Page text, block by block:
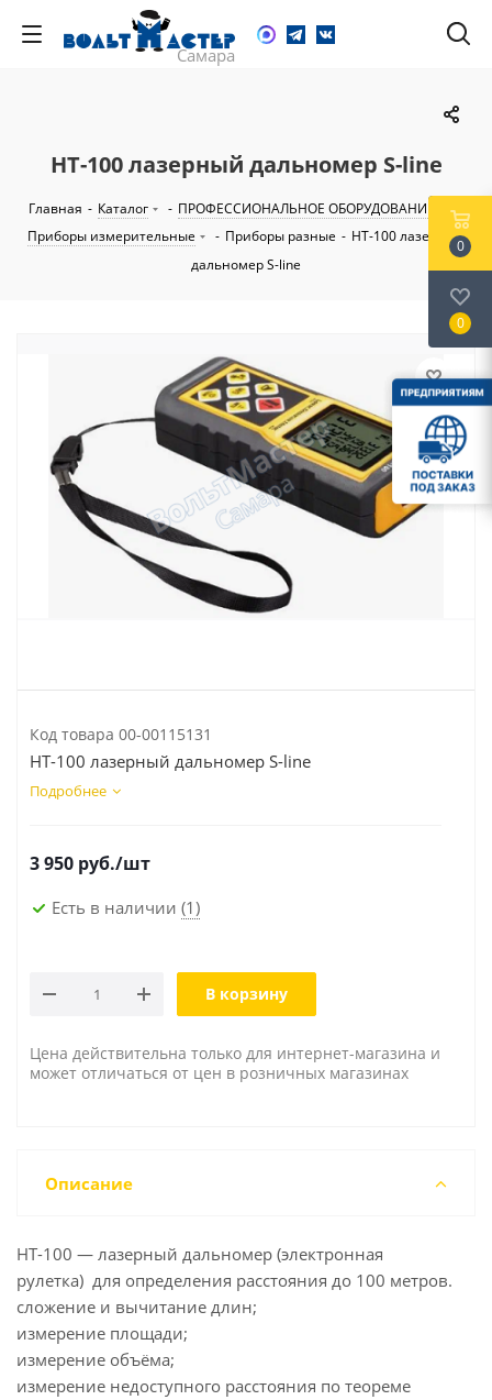
HT-100 лазерный дальномер S-line
Главная - Каталог - ПРОФЕССИОНАЛЬНОЕ ОБОРУДОВАНИЕ
-
Приборы измерительные
- Приборы разные - HT-100 лазерный
дальномер S-line
Код товара 00-00115131
HT-100 лазерный дальномер S-line
Подробнее
3 950 руб./шт
Есть в наличии (1)
В корзину
Цена действительна только для интернет-магазина и
может отличаться от цен в розничных магазинах
Описание
HT-100 — лазерный дальномер (электронная
рулетка) для определения расстояния до 100 метров.
сложение и вычитание длин;
измерение площади;
измерение объёма;
измерение недоступного расстояния по теореме
0
0